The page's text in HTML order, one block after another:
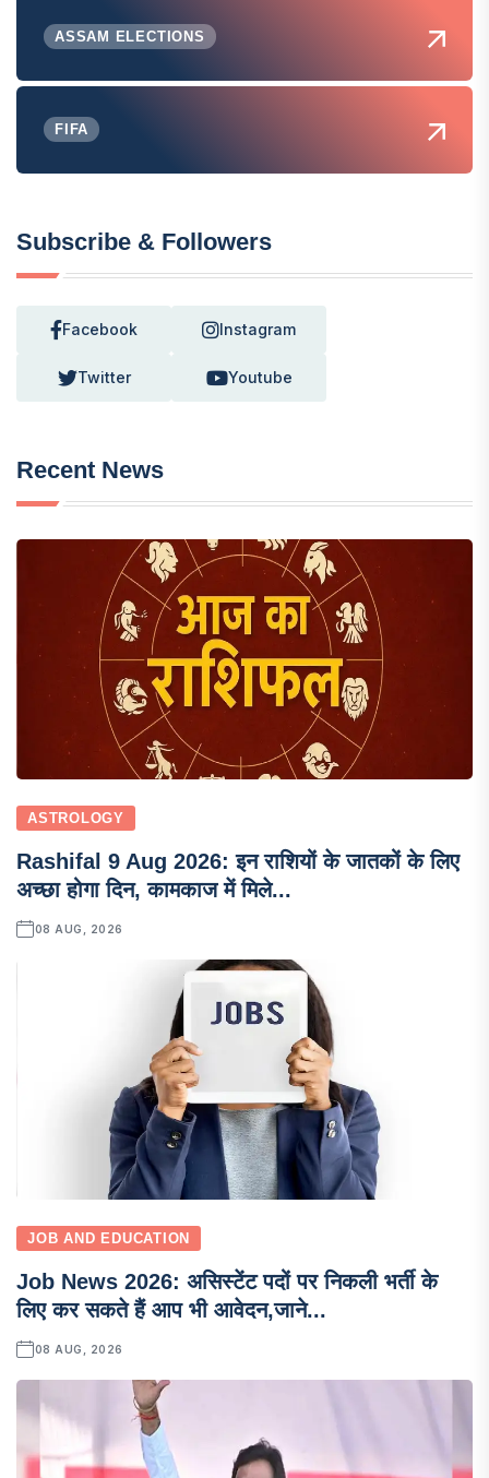
ASSAM ELECTIONS
FIFA
Subscribe & Followers
Facebook Instagram
Twitter Youtube
Recent News
ASTROLOGY
Rashifal 9 Aug 2026: इन राशियों के जातकों के लिए
अच्छा होगा दिन, कामकाज में मिले...
08 AUG, 2026
JOB AND EDUCATION
Job News 2026: असिस्टेंट पदों पर निकली भर्ती के
लिए कर सकते हैं आप भी आवेदन,जाने...
08 AUG, 2026